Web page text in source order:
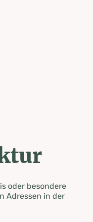
oder besondere
Adressen in der